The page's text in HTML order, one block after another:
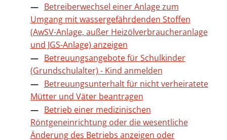
Betreiberwechsel einer Anlage zum
Umgang mit wassergefährdenden Stoffen
(AwSV-Anlage, außer Heizölverbraucheranlage
und JGS-Anlage) anzeigen
Betreuungsangebote für Schulkinder
(Grundschulalter) - Kind anmelden
Betreuungsunterhalt für nicht verheiratete
Mütter und Väter beantragen
Betrieb einer medizinischen
Röntgeneinrichtung oder die wesentliche
Änderung des Betriebs anzeigen oder